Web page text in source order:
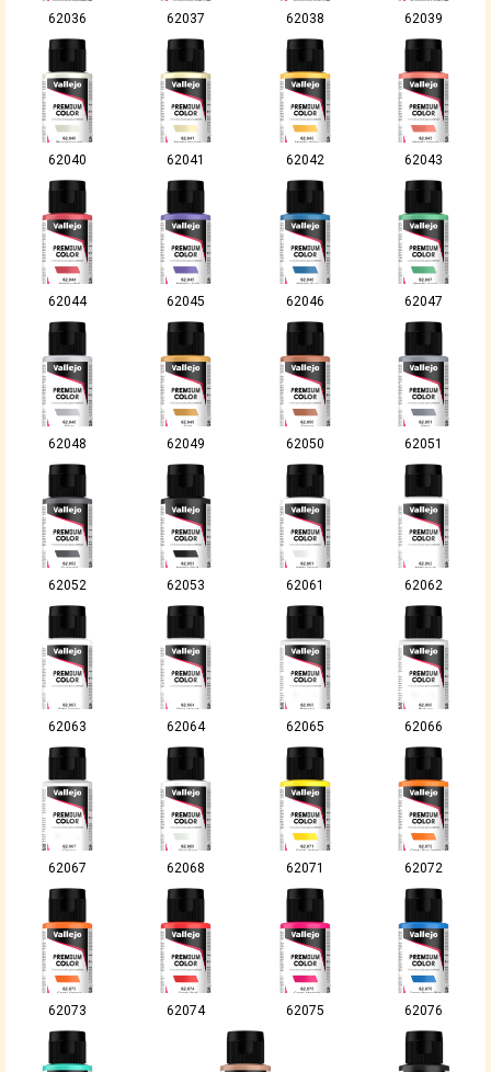
62036 62037 62038 62039
62040 62041 62042 62043
62044 62045 62046 62047
62048 62049 62050 62051
62052 62053 62061 62062
62063 62064 62065 62066
62067 62068 62071 62072
62073 62074 62075 62076